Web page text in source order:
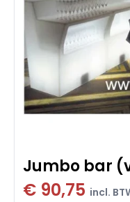
Jumbo bar
€ 90,75 incl.